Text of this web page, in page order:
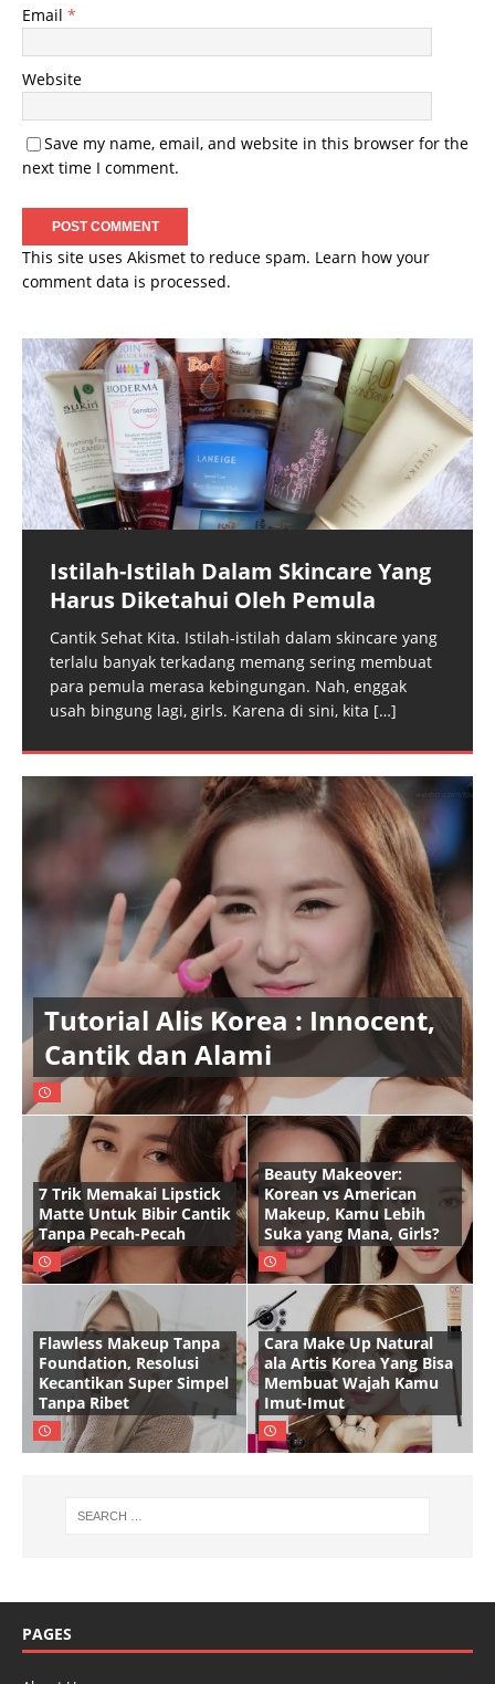
Email *
Website
Save my name, email, and website in this browser for the
next time I comment.
This site uses Akismet to reduce spam. Learn how your
comment data is processed.
Istilah-Istilah Dalam Skincare Yang
Harus Diketahui Oleh Pemula
Cantik Sehat Kita. Istilah-istilah dalam skincare yang
terlalu banyak terkadang memang sering membuat
para pemula merasa kebingungan. Nah, enggak
usah bingung lagi, girls. Karena di sini, kita […]
Tutorial Alis Korea : Innocent,
Cantik dan Alami
7 Trik Memakai Lipstick
Matte Untuk Bibir Cantik
Tanpa Pecah-Pecah
Beauty Makeover:
Korean vs American
Makeup, Kamu Lebih
Suka yang Mana, Girls?
Flawless Makeup Tanpa
Foundation, Resolusi
Kecantikan Super Simpel
Tanpa Ribet
Cara Make Up Natural
ala Artis Korea Yang Bisa
Membuat Wajah Kamu
Imut-Imut
PAGES